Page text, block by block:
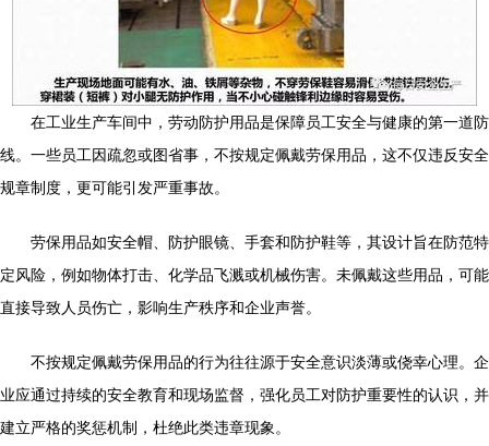
在工业生产车间中，劳动防护用品是保障员工安全与健康的第一道防
线。一些员工因疏忽或图省事，不按规定佩戴劳保用品，这不仅违反安全
规章制度，更可能引发严重事故。
劳保用品如安全帽、防护眼镜、手套和防护鞋等，其设计旨在防范特
定风险，例如物体打击、化学品飞溅或机械伤害。未佩戴这些用品，可能
直接导致人员伤亡，影响生产秩序和企业声誉。
不按规定佩戴劳保用品的行为往往源于安全意识淡薄或侥幸心理。企
业应通过持续的安全教育和现场监督，强化员工对防护重要性的认识，并
建立严格的奖惩机制，杜绝此类违章现象。